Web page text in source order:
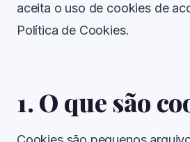
aceita o uso de cookies de
Política de Cookies.
1. O que são